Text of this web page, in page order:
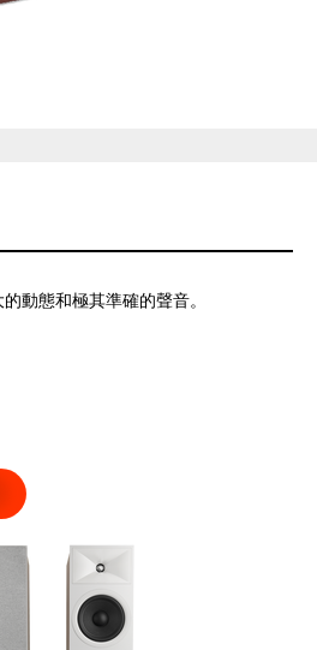
動態和極其準確的聲音。